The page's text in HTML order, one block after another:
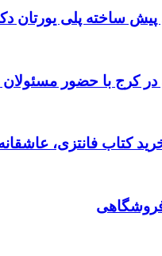
پیش ساخته پلی
در کرج با حضور